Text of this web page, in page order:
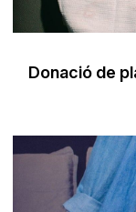
Donació de